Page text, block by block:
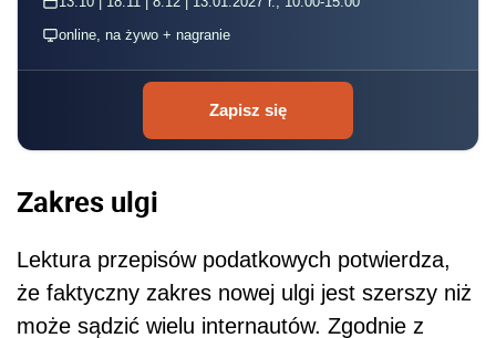
online, na żywo + nagranie
Zapisz się
Zakres ulgi
Lektura przepisów podatkowych potwierdza,
że faktyczny zakres nowej ulgi jest szerszy niż
może sądzić wielu internautów. Zgodnie z